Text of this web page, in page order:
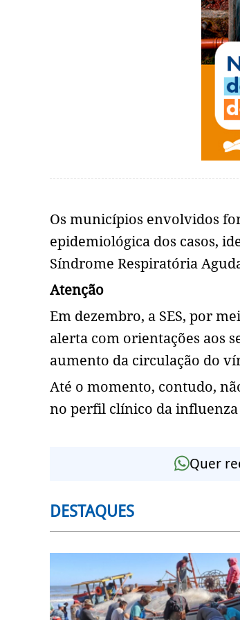
Os municípios envolvidos
epidemiológica dos casos,
Síndrome Respiratória
Atenção
Em dezembro, a SES, por
alerta com orientações aos
aumento da circulação do
Até o momento, contudo,
no perfil clínico da influenza
Quer
DESTAQUES